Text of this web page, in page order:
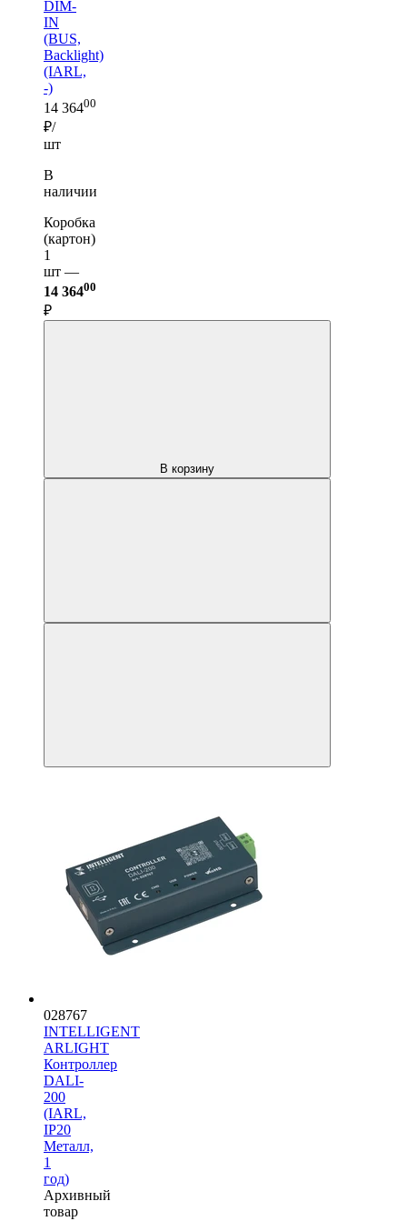
DIM-
IN
(BUS,
Backlight)
(IARL,
-)
14 36400
₽/
шт
В
наличии
Коробка
(картон)
1
шт —
14 36400
₽
В корзину
028767
INTELLIGENT
ARLIGHT
Контроллер
DALI-
200
(IARL,
IP20
Металл,
1
год)
Архивный
товар